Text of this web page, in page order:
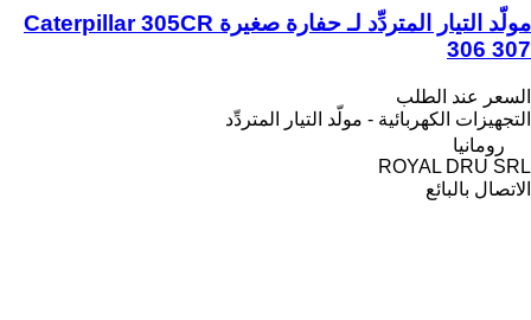
مولّد التيار المتردِّد لـ حفارة صغيرة Caterpillar 305CR
306 307
السعر عند الطلب
التجهيزات الكهربائية - مولّد التيار المتردِّد
رومانيا
ROYAL DRU SRL
الاتصال بالبائع